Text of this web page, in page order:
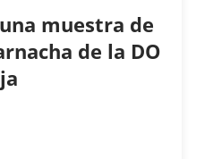
muestra de
de la DO